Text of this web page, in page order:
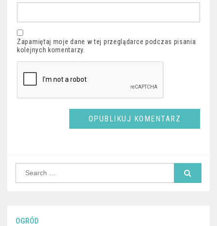
Zapamiętaj moje dane w tej przeglądarce podczas pisania
kolejnych komentarzy.
OGRÓD